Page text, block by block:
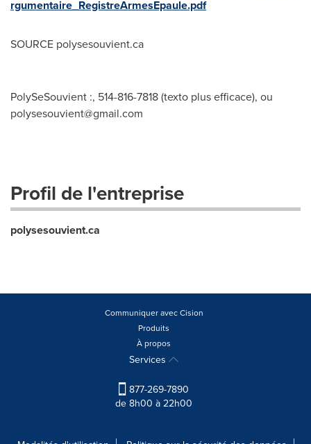
rgumentaire_RegistreArmesEpaule.pdf
SOURCE polysesouvient.ca
PolySeSouvient :, 514-816-7818 (texto plus efficace), ou
polysesouvient@gmail.com
Profil de l'entreprise
polysesouvient.ca
Communiquer avec Cision
Produits
À propos
Services
877-269-7890
de 8h00 à 22h00